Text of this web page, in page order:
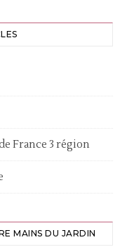
France 3 région
MAINS DU JARDIN